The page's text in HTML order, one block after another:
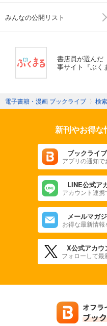
みんなの公開リスト
書店員が選んだ
事サイト『ぶく
電子書籍・漫画 ブックライブ 〉 検
新刊やお得な
ブックライ
アプリの通知で
LINE公式ア
アカウント連携
メールマガ
お得な最新情報
X公式アカウ
フォローして最